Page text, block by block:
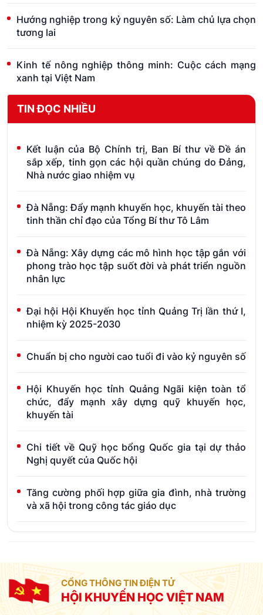
Hướng nghiệp trong kỷ nguyên số: Làm chủ lựa chọn
tương lai
Kinh tế nông nghiệp thông minh: Cuộc cách mạng
xanh tại Việt Nam
TIN ĐỌC NHIỀU
Kết luận của Bộ Chính trị, Ban Bí thư về Đề án
sắp xếp, tinh gọn các hội quần chúng do Đảng,
Nhà nước giao nhiệm vụ
Đà Nẵng: Đẩy mạnh khuyến học, khuyến tài theo
tinh thần chỉ đạo của Tổng Bí thư Tô Lâm
Đà Nẵng: Xây dựng các mô hình học tập gắn với
phong trào học tập suốt đời và phát triển nguồn
nhân lực
Đại hội Hội Khuyến học tỉnh Quảng Trị lần thứ I,
nhiệm kỳ 2025-2030
Chuẩn bị cho người cao tuổi đi vào kỷ nguyên số
Hội Khuyến học tỉnh Quảng Ngãi kiện toàn tổ
chức, đẩy mạnh xây dựng quỹ khuyến học,
khuyến tài
Chi tiết về Quỹ học bổng Quốc gia tại dự thảo
Nghị quyết của Quốc hội
Tăng cường phối hợp giữa gia đình, nhà trường
và xã hội trong công tác giáo dục
CỔNG THÔNG TIN ĐIỆN TỬ
HỘI KHUYẾN HỌC VIỆT NAM